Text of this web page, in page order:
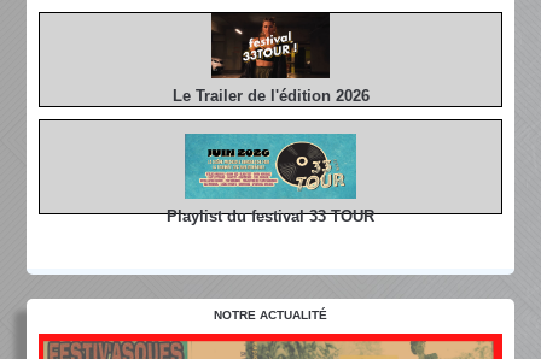
Le Trailer de l'édition 2026
Playlist du festival 33 TOUR
NOTRE ACTUALITÉ